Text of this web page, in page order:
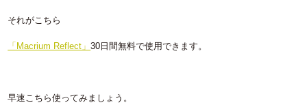
それがこちら
「Macrium Reflect」30日間無料で使用できます。
早速こちら使ってみましょう。